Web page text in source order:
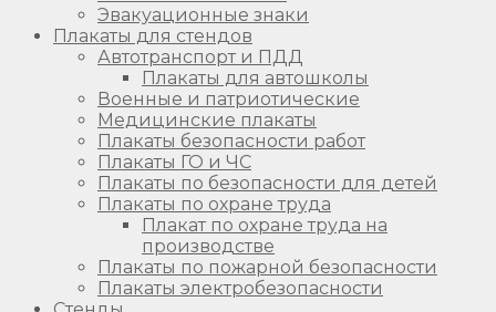
Эвакуационные знаки
Плакаты для стендов
Автотранспорт и ПДД
Плакаты для автошколы
Военные и патриотические
Медицинские плакаты
Плакаты безопасности работ
Плакаты ГО и ЧС
Плакаты по безопасности для детей
Плакаты по охране труда
Плакат по охране труда на
производстве
Плакаты по пожарной безопасности
Плакаты электробезопасности